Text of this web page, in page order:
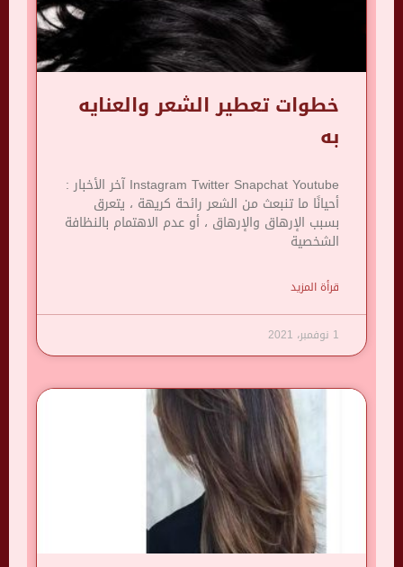
خطوات تعطير الشعر والعنايه
به
Instagram Twitter Snapchat Youtube آخر الأخبار :
أحيانًا ما تنبعث من الشعر رائحة كريهة ، يتعرق
بسبب الإرهاق والإرهاق ، أو عدم الاهتمام بالنظافة
الشخصية
قرأة المزيد
1 نوفمبر، 2021